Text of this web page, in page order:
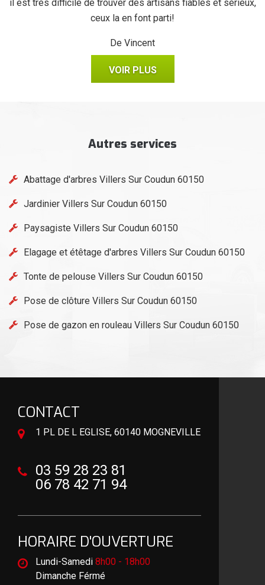
il est très difficile de trouver des artisans fiables et sérieux,
ceux la en font parti!
De Vincent
VOIR PLUS
Autres services
Abattage d'arbres Villers Sur Coudun 60150
Jardinier Villers Sur Coudun 60150
Paysagiste Villers Sur Coudun 60150
Elagage et étêtage d'arbres Villers Sur Coudun 60150
Tonte de pelouse Villers Sur Coudun 60150
Pose de clôture Villers Sur Coudun 60150
Pose de gazon en rouleau Villers Sur Coudun 60150
CONTACT
1 PL DE L EGLISE, 60140 MOGNEVILLE
03 59 28 23 81
06 78 42 71 94
HORAIRE D'OUVERTURE
Lundi-Samedi 8h00 - 18h00
Dimanche Férmé